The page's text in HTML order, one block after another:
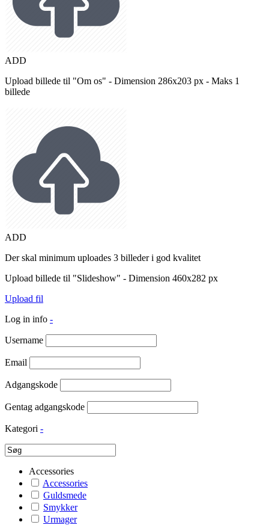
ADD
Upload billede til "Om os" - Dimension 286x203 px - Maks 1
billede
ADD
Der skal minimum uploades 3 billeder i god kvalitet
Upload billede til "Slideshow" - Dimension 460x282 px
Upload fil
Log in info -
Username
Email
Adgangskode
Gentag adgangskode
Kategori -
Accessories
Accessories
Guldsmede
Smykker
Urmager